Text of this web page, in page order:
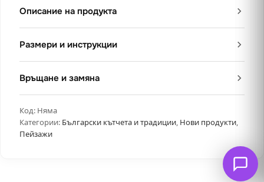
Описание на продукта
Размери и инструкции
Връщане и замяна
Код: Няма
Категории: Български кътчета и традиции Нови продукти
Пейзажи